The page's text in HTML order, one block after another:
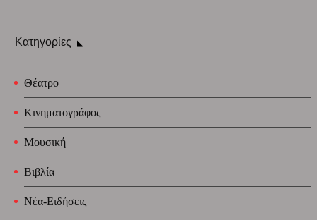
Κατηγορίες
Θέατρο
Κινηματογράφος
Μουσική
Βιβλία
Νέα-Ειδήσεις